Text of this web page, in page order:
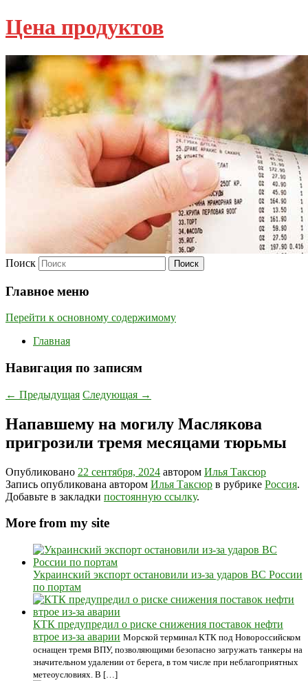
Цена продуктов
Поиск
Главное меню
Перейти к основному содержимому
Главная
Навигация по записям
← Предыдущая Следующая →
Напавшему на могилу Маслякова
пригрозили тремя месяцами тюрьмы
Опубликовано 22 сентября, 2024 автором Илья Таксюр
Запись опубликована автором Илья Таксюр в рубрике Россия.
Добавьте в закладки постоянную ссылку.
More from my site
Украинский экспорт остановили из-за ударов ВС России
по портам
КТК предупредил о риске снижения поставок нефти
втрое из-за аварии Морской терминал КТК под Новороссийском
оснащен тремя ВПУ, позволяющими безопасно загружать танкеры на
значительном удалении от берега, в том числе при неблагоприятных
метеоусловиях. В […]